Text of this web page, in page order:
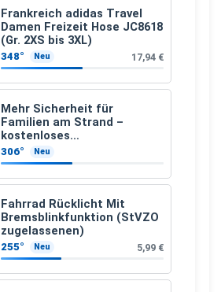
Frankreich adidas Travel
Damen Freizeit Hose JC8618
(Gr. 2XS bis 3XL)
348° Neu 17,94 €
Mehr Sicherheit für
Familien am Strand –
kostenloses
Kindersuchband der DLRG
306° Neu
Fahrrad Rücklicht Mit
Bremsblinkfunktion (StVZO
zugelassenen)
255° Neu 5,99 €